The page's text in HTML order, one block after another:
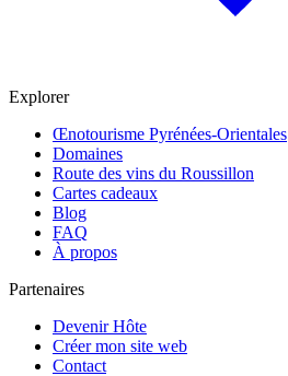
Explorer
Œnotourisme Pyrénées-Orientales
Domaines
Route des vins du Roussillon
Cartes cadeaux
Blog
FAQ
À propos
Partenaires
Devenir Hôte
Créer mon site web
Contact